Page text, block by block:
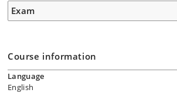
Exam
Course information
Language
English